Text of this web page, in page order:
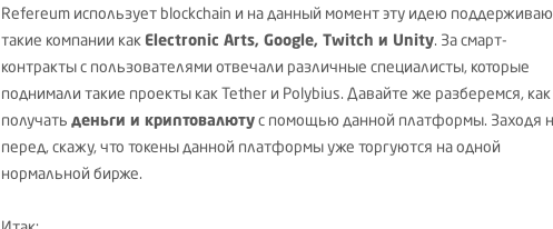
Refereum использует blockchain и на данный момент эту идею
такие компании как Electronic Arts, Google, Twitch и Unity. За смарт-
контракты с пользователями отвечали различные специалисты, которые
поднимали такие проекты как Tether и Polybius. Давайте же разберемся, как
получать деньги и криптовалютус помощью данной платформы. Заходя
перед, скажу, что токены данной платформы уже торгуются на одной
нормальной бирже.